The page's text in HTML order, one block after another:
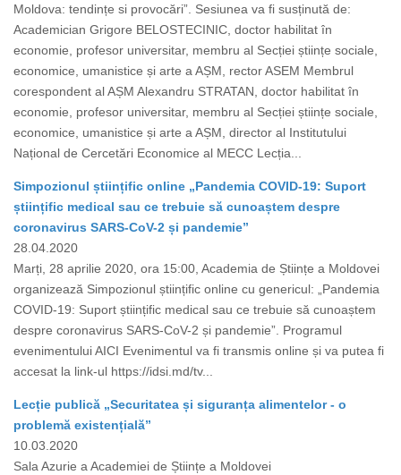
Moldova: tendințe si provocări”. Sesiunea va fi susținută de:
Academician Grigore BELOSTECINIC, doctor habilitat în
economie, profesor universitar, membru al Secției științe sociale,
economice, umanistice și arte a AȘM, rector ASEM Membrul
corespondent al AȘM Alexandru STRATAN, doctor habilitat în
economie, profesor universitar, membru al Secției științe sociale,
economice, umanistice și arte a AȘM, director al Institutului
Național de Cercetări Economice al MECC Lecția...
Simpozionul științific online „Pandemia COVID-19: Suport
științific medical sau ce trebuie să cunoaștem despre
coronavirus SARS-CoV-2 și pandemie”
28.04.2020
Marți, 28 aprilie 2020, ora 15:00, Academia de Științe a Moldovei
organizează Simpozionul științific online cu genericul: „Pandemia
COVID-19: Suport științific medical sau ce trebuie să cunoaștem
despre coronavirus SARS-CoV-2 și pandemie”. Programul
evenimentului AICI Evenimentul va fi transmis online și va putea fi
accesat la link-ul https://idsi.md/tv...
Lecție publică „Securitatea și siguranța alimentelor - o
problemă existențială”
10.03.2020
Sala Azurie a Academiei de Științe a Moldovei